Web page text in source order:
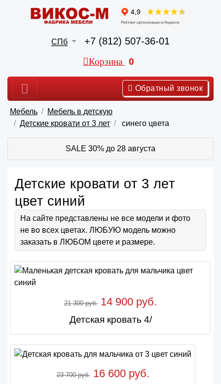
СПб +7 (812) 507-36-01
Корзина 0
Обратный звонок
Мебель
Мебель в детскую
Детские кровати от 3 лет
синего цвета
SALE 30% до 28 августа
Детские кровати от 3 лет
цвет синий
На сайте представлены не все модели и фото
не во всех цветах. ЛЮБУЮ модель можно
заказать в ЛЮБОМ цвете и размере.
21 300 руб. 14 900 руб.
Детская кровать 4/
23 700 руб.16 600 руб.